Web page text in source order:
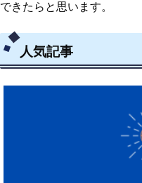
できたらと思います。
人気記事